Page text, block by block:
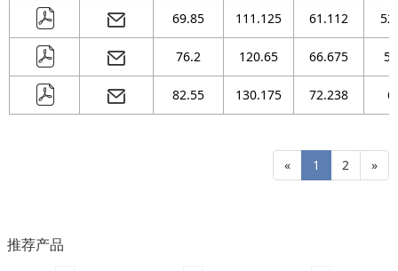
69.85 111.125 61.112
76.2 120.65 66.675
82.55 130.175 72.238
« 1 2 »
推荐产品